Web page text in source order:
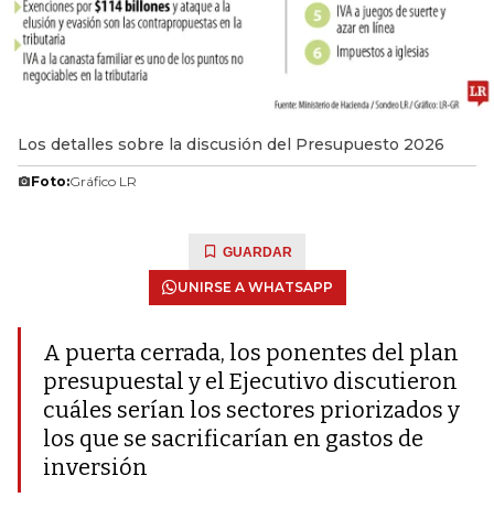
Los detalles sobre la discusión del Presupuesto 2026
Foto:Gráfico LR
GUARDAR
UNIRSE A WHATSAPP
A puerta cerrada, los ponentes del plan
presupuestal y el Ejecutivo discutieron
cuáles serían los sectores priorizados y
los que se sacrificarían en gastos de
inversión